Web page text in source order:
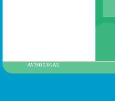
AVISO LEGAL